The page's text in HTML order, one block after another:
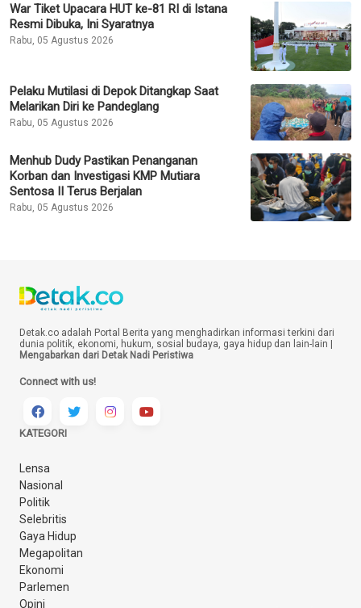
War Tiket Upacara HUT ke-81 RI di Istana
Resmi Dibuka, Ini Syaratnya
Rabu, 05 Agustus 2026
Pelaku Mutilasi di Depok Ditangkap Saat
Melarikan Diri ke Pandeglang
Rabu, 05 Agustus 2026
Menhub Dudy Pastikan Penanganan
Korban dan Investigasi KMP Mutiara
Sentosa II Terus Berjalan
Rabu, 05 Agustus 2026
Detak.co adalah Portal Berita yang menghadirkan informasi terkini dari
dunia politik, ekonomi, hukum, sosial budaya, gaya hidup dan lain-lain |
Mengabarkan dari Detak Nadi Peristiwa
Connect with us!
KATEGORI
Lensa
Nasional
Politik
Selebritis
Gaya Hidup
Megapolitan
Ekonomi
Parlemen
Opini